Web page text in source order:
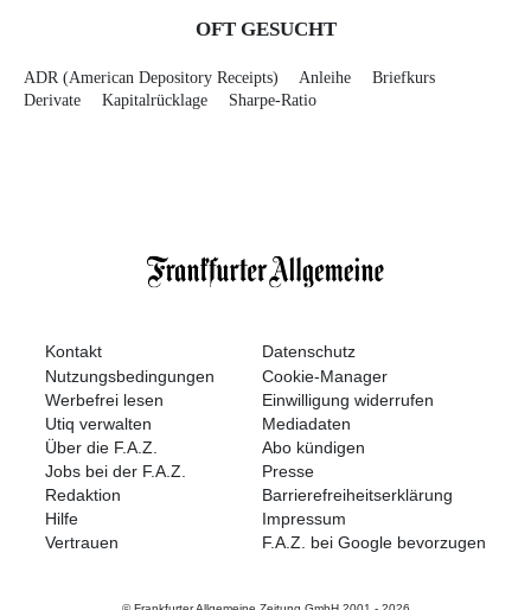
OFT GESUCHT
ADR (American Depository Receipts) Anleihe
Briefkurs
Derivate
Kapitalrücklage Sharpe-Ratio
Kontakt
Datenschutz
Nutzungsbedingungen
Cookie-Manager
Werbefrei lesen
Einwilligung widerrufen
Utiq verwalten
Mediadaten
Über die F.A.Z.
Abo kündigen
Jobs bei der F.A.Z.
Presse
Redaktion
Barrierefreiheitserklärung
Hilfe
Impressum
Vertrauen
F.A.Z. bei Google bevorzugen